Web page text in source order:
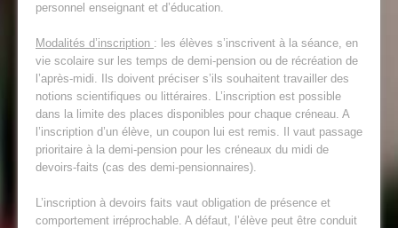
personnel enseignant et d’éducation.
Modalités d’inscription : les élèves s’inscrivent à la séance, en
vie scolaire sur les temps de demi-pension ou de récréation de
l’après-midi. Ils doivent préciser s’ils souhaitent travailler des
notions scientifiques ou littéraires. L’inscription est possible
dans la limite des places disponibles pour chaque créneau. A
l’inscription d’un élève, un coupon lui est remis. Il vaut passage
prioritaire à la demi-pension pour les créneaux du midi de
devoirs-faits (cas des demi-pensionnaires).
L’inscription à devoirs faits vaut obligation de présence et
comportement irréprochable. A défaut, l’élève peut être conduit